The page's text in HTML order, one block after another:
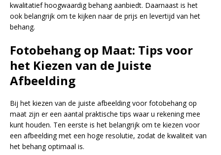
kwalitatief hoogwaardig behang aanbiedt. Daarnaast is het
ook belangrijk om te kijken naar de prijs en levertijd van het
behang.
Fotobehang op Maat: Tips voor
het Kiezen van de Juiste
Afbeelding
Bij het kiezen van de juiste afbeelding voor fotobehang op
maat zijn er een aantal praktische tips waar u rekening mee
kunt houden. Ten eerste is het belangrijk om te kiezen voor
een afbeelding met een hoge resolutie, zodat de kwaliteit van
het behang optimaal is.